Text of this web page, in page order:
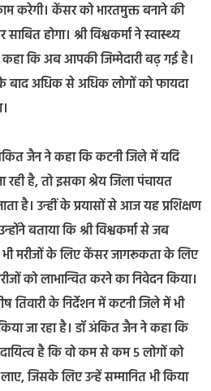
करेगी। केंसर को भारतमुक्त बनाने की
होगा। श्री विश्वकर्मा ने स्वास्थ्य
कहा कि अब आपकी जिम्मेदारी बढ़ गई है।
बाद अधिक से अधिक लोगों को फायदा
जैन ने कहा कि कटनी जिले में यदि
है, तो इसका श्रेय जिला पंचायत
है। उन्हीं के प्रयासों से आज यह प्रशिक्षण
बताया कि श्री विश्वकर्मा से जब
भी मरीजों के लिए केंसर जागरूकता के लिए
को लाभान्वित करने का निवेदन किया।
के निर्देशन में कटनी जिले में भी
जा रहा है। डॉ अंकित जैन ने कहा कि
है कि वो कम से कम 5 लोगों को
जिसके लिए उन्हें सम्मानित भी किया